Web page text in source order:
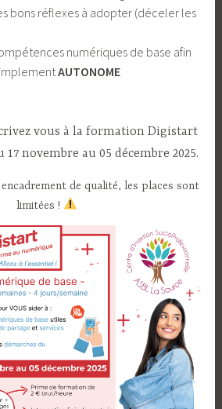
bons réflexes à adopter (déceler les
numériques de base afin
AUTONOME
vous à la formation Digistart
novembre au 05 décembre 2025.
de qualité, les places sont
limitées !